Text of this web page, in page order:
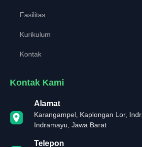
Fasilitas
Kurikulum
Kontak
Kontak Kami
Alamat
Karangampel, Kaplongan Lor,
Indramayu, Jawa Barat
Telepon